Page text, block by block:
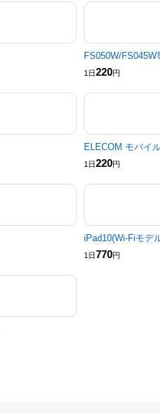
FS050W/
1日220円
ELECOM モバイ
1日220円
iPad10(Wi-Fiモデ
1日770円